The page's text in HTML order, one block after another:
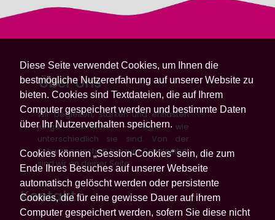
Diese Seite verwendet Cookies, um Ihnen die
bestmögliche Nutzererfahrung auf unserer Website zu
bieten. Cookies sind Textdateien, die auf Ihrem
Computer gespeichert werden und bestimmte Daten
über Ihr Nutzerverhalten speichern.
Cookies können „Session-Cookies“ sein, die zum
Ende Ihres Besuches auf unserer Webseite
automatisch gelöscht werden oder persistente
Cookies, die für eine gewisse Dauer auf ihrem
Computer gespeichert werden, sofern Sie diese nicht
Über Uns
Wir begleiten, stärken und entlasten
junge Familien – egal wie
unterschiedlich sie sind. Von der
Schwangerschaft bis zum Schuleintritt
sind wir an deiner Seite.
Kontakt